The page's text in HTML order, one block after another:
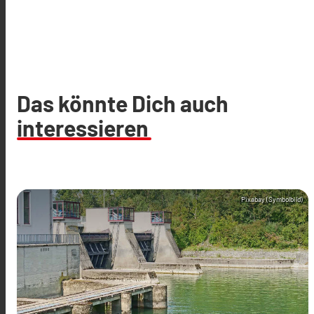
Das könnte Dich auch
interessieren
Pixabay (Symbolbild)